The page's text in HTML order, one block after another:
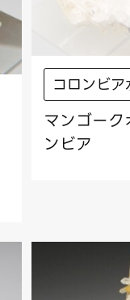
コロンビ
マンゴー
ンビア